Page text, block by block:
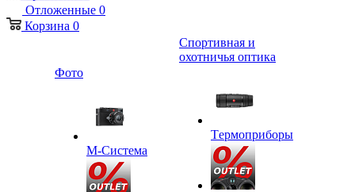
Отложенные 0
Корзина 0
Фото
M-Система
Спортивная и
охотничья оптика
Tермоприборы